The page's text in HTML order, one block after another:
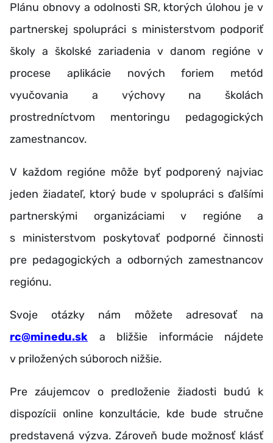
Plánu obnovy a odolnosti SR, ktorých úlohou je v
partnerskej spolupráci s ministerstvom podporiť
školy a školské zariadenia v danom regióne v
procese aplikácie nových foriem metód
vyučovania a výchovy na školách
prostredníctvom mentoringu pedagogických
zamestnancov.
V každom regióne môže byť podporený najviac
jeden žiadateľ, ktorý bude v spolupráci s ďalšími
partnerskými organizáciami v regióne a
s ministerstvom poskytovať podporné činnosti
pre pedagogických a odborných zamestnancov
regiónu.
Svoje otázky nám môžete adresovať na
rc@minedu.sk
a bližšie informácie nájdete
v priložených súboroch nižšie.
Pre záujemcov o predloženie žiadosti budú k
dispozícii online konzultácie, kde bude stručne
predstavená výzva. Zároveň bude možnosť klásť